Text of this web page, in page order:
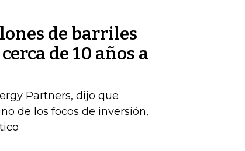
de barriles
de 10 años a
Partners, dijo que
de los focos de inversión,